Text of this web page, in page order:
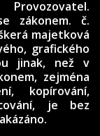
zákonem. č.
majetková
grafického
jinak, než v
zejména
kopírování,
je bez